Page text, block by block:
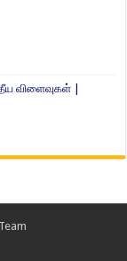
விளைவுகள் |